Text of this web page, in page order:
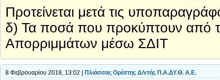
Προτείνεται μετά τις
δ) Τα ποσά που προκύπτουν από
Απορριμμάτων μέσω ΣΔΙΤ
8 Φεβρουαρίου 2018, 13:02 | Πλιάσσας Ορέστης Δ/ντής Π.Α.ΔΥ.Θ. Α.Ε.